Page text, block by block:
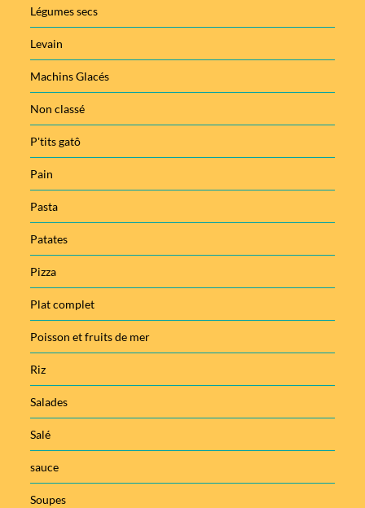
Légumes secs
Levain
Machins Glacés
Non classé
P'tits gatô
Pain
Pasta
Patates
Pizza
Plat complet
Poisson et fruits de mer
Riz
Salades
Salé
sauce
Soupes